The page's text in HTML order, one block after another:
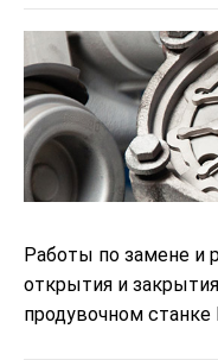
Работы по замене и
открытия и
продувочном станке